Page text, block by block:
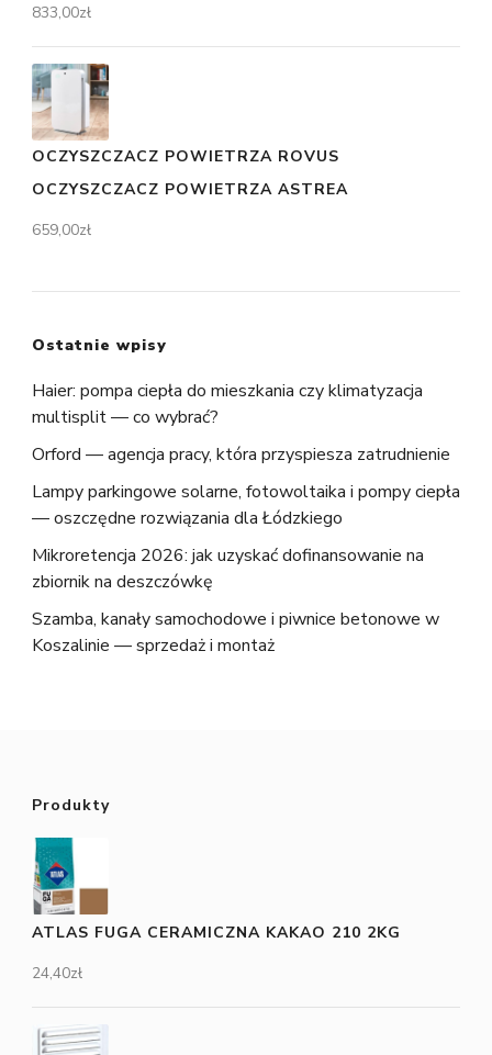
833,00zł
OCZYSZCZACZ POWIETRZA ROVUS
OCZYSZCZACZ POWIETRZA ASTREA
659,00zł
Ostatnie wpisy
Haier: pompa ciepła do mieszkania czy klimatyzacja
multisplit — co wybrać?
Orford — agencja pracy, która przyspiesza zatrudnienie
Lampy parkingowe solarne, fotowoltaika i pompy ciepła
— oszczędne rozwiązania dla Łódzkiego
Mikroretencja 2026: jak uzyskać dofinansowanie na
zbiornik na deszczówkę
Szamba, kanały samochodowe i piwnice betonowe w
Koszalinie — sprzedaż i montaż
Produkty
ATLAS FUGA CERAMICZNA KAKAO 210 2KG
24,40zł